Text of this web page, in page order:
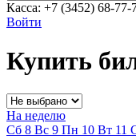
Касса: +7 (3452) 68-77-
Войти
Купить
На неделю
Сб 8 Вс 9 Пн 10 Вт 11